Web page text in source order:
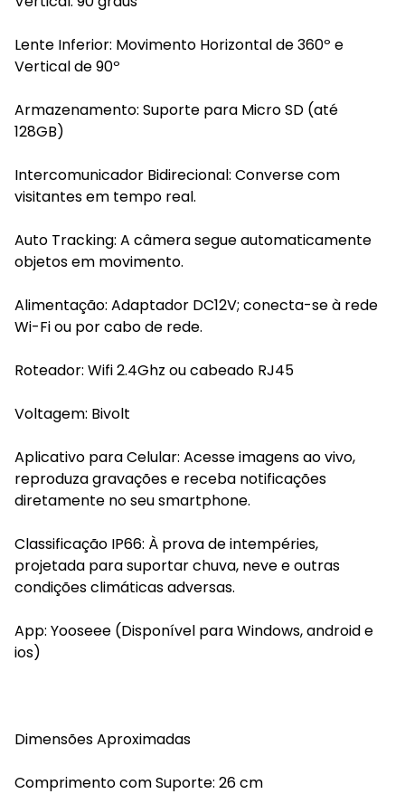
Lente Inferior: Movimento Horizontal de 360º e
Vertical de 90º
Armazenamento: Suporte para Micro SD (até
128GB)
Intercomunicador Bidirecional: Converse com
visitantes em tempo real.
Auto Tracking: A câmera segue automaticamente
objetos em movimento.
Alimentação: Adaptador DC12V; conecta-se à rede
Wi-Fi ou por cabo de rede.
Roteador: Wifi 2.4Ghz ou cabeado RJ45
Voltagem: Bivolt
Aplicativo para Celular: Acesse imagens ao vivo,
reproduza gravações e receba notificações
diretamente no seu smartphone.
Classificação IP66: À prova de intempéries,
projetada para suportar chuva, neve e outras
condições climáticas adversas.
App: Yooseee (Disponível para Windows, android e
ios)
Dimensões Aproximadas
Comprimento com Suporte: 26 cm